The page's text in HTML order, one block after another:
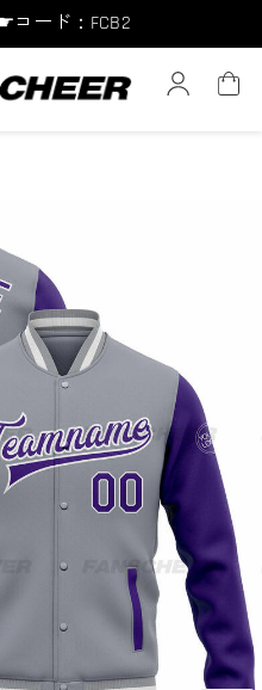
コード：FCB10
コード：FCB15